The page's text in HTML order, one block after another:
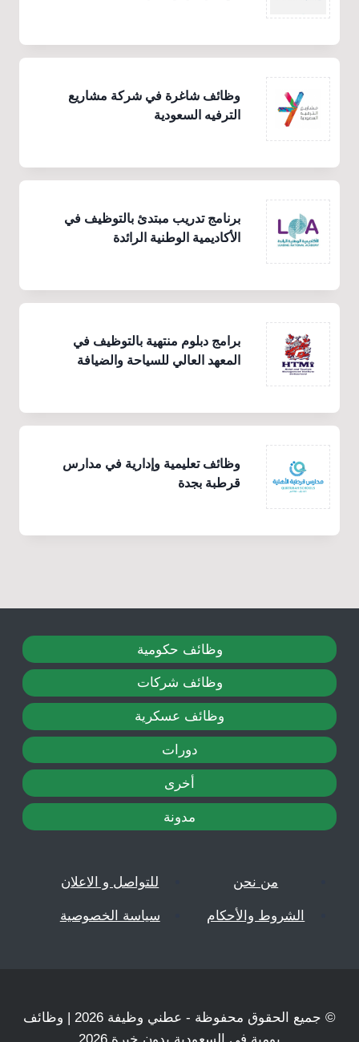
وظائف شاغرة في شركة مشاريع
الترفيه السعودية
برنامج تدريب مبتدئ بالتوظيف في
الأكاديمية الوطنية الرائدة
برامج دبلوم منتهية بالتوظيف في
المعهد العالي للسياحة والضيافة
وظائف تعليمية وإدارية في مدارس
قرطبة بجدة
وظائف حكومية
وظائف شركات
وظائف عسكرية
دورات
أخرى
مدونة
من نحن للتواصل و الاعلان
الشروط والأحكام سياسة الخصوصية
© جميع الحقوق محفوظة - عطني وظيفة 2026 | وظائف